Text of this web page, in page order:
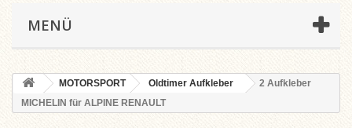
MENÜ
MOTORSPORT Oldtimer Aufkleber
2 Aufkleber
MICHELIN für ALPINE RENAULT